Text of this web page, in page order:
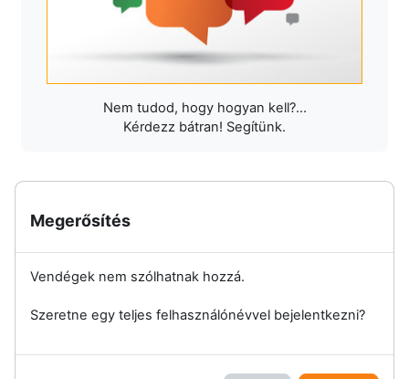
Nem tudod, hogy hogyan kell?...
Kérdezz bátran! Segítünk.
Megerősítés
Vendégek nem szólhatnak hozzá.
Szeretne egy teljes felhasználónévvel bejelentkezni?